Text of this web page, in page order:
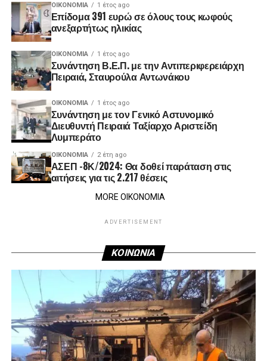
ΟΙΚΟΝΟΜΊΑ 1 έτος ago
Επίδομα 391 ευρώ σε όλους τους κωφούς
ανεξαρτήτως ηλικίας
ΟΙΚΟΝΟΜΊΑ 1 έτος ago
Συνάντηση Β.Ε.Π. με την Αντιπεριφερειάρχη
Πειραιά, Σταυρούλα Αντωνάκου
ΟΙΚΟΝΟΜΊΑ 1 έτος ago
Συνάντηση με τον Γενικό Αστυνομικό
Διευθυντή Πειραιά Ταξίαρχο Αριστείδη
Λυμπεράτο
ΟΙΚΟΝΟΜΊΑ 2 έτη ago
ΑΣΕΠ -8Κ/2024: Θα δοθεί παράταση στις
αιτήσεις για τις 2.217 θέσεις
MORE ΟΙΚΟΝΟΜΙΑ
ADVERTISEMENT
ΚΟΙΝΩΝΙΑ